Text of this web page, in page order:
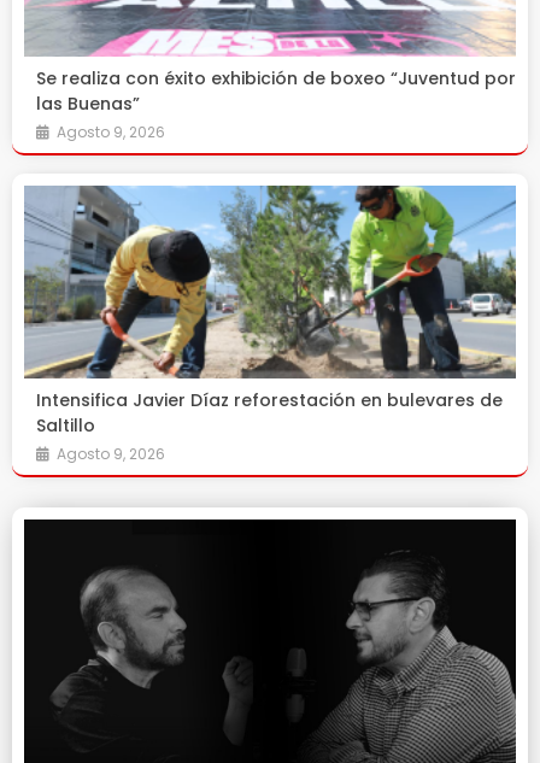
Se realiza con éxito exhibición de boxeo “Juventud por
las Buenas”
Agosto 9, 2026
Intensifica Javier Díaz reforestación en bulevares de
Saltillo
Agosto 9, 2026